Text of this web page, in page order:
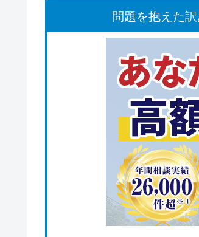
問題を抱えた